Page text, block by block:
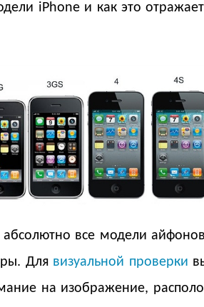
iPhone и как это
все модели
Для визуальной проверки
на изображение,